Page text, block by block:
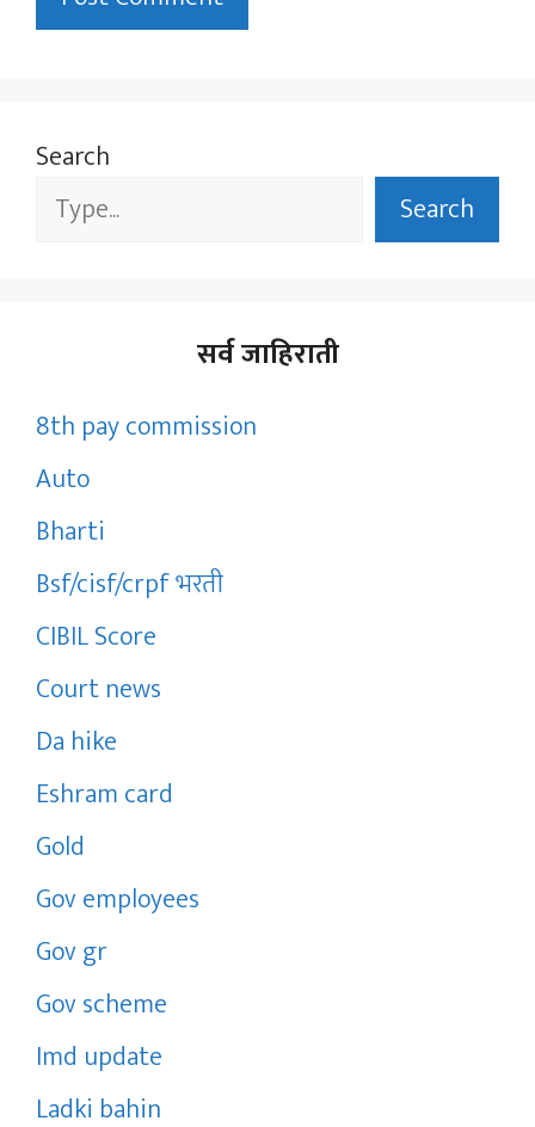
Search
Search
सर्व जाहिराती
8th pay commission
Auto
Bharti
Bsf/cisf/crpf भरती
CIBIL Score
Court news
Da hike
Eshram card
Gold
Gov employees
Gov gr
Gov scheme
Imd update
Ladki bahin